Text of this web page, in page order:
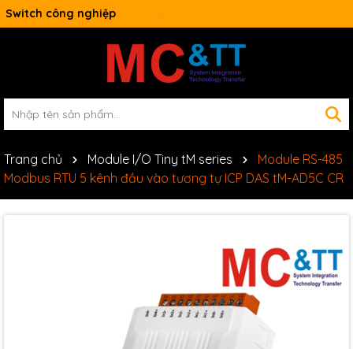
Switch công nghiệp
Trang chủ Module I/O Tiny tM series
Module RS-485
Modbus RTU 5 kênh đầu vào tương tự ICP DAS tM-AD5C CR